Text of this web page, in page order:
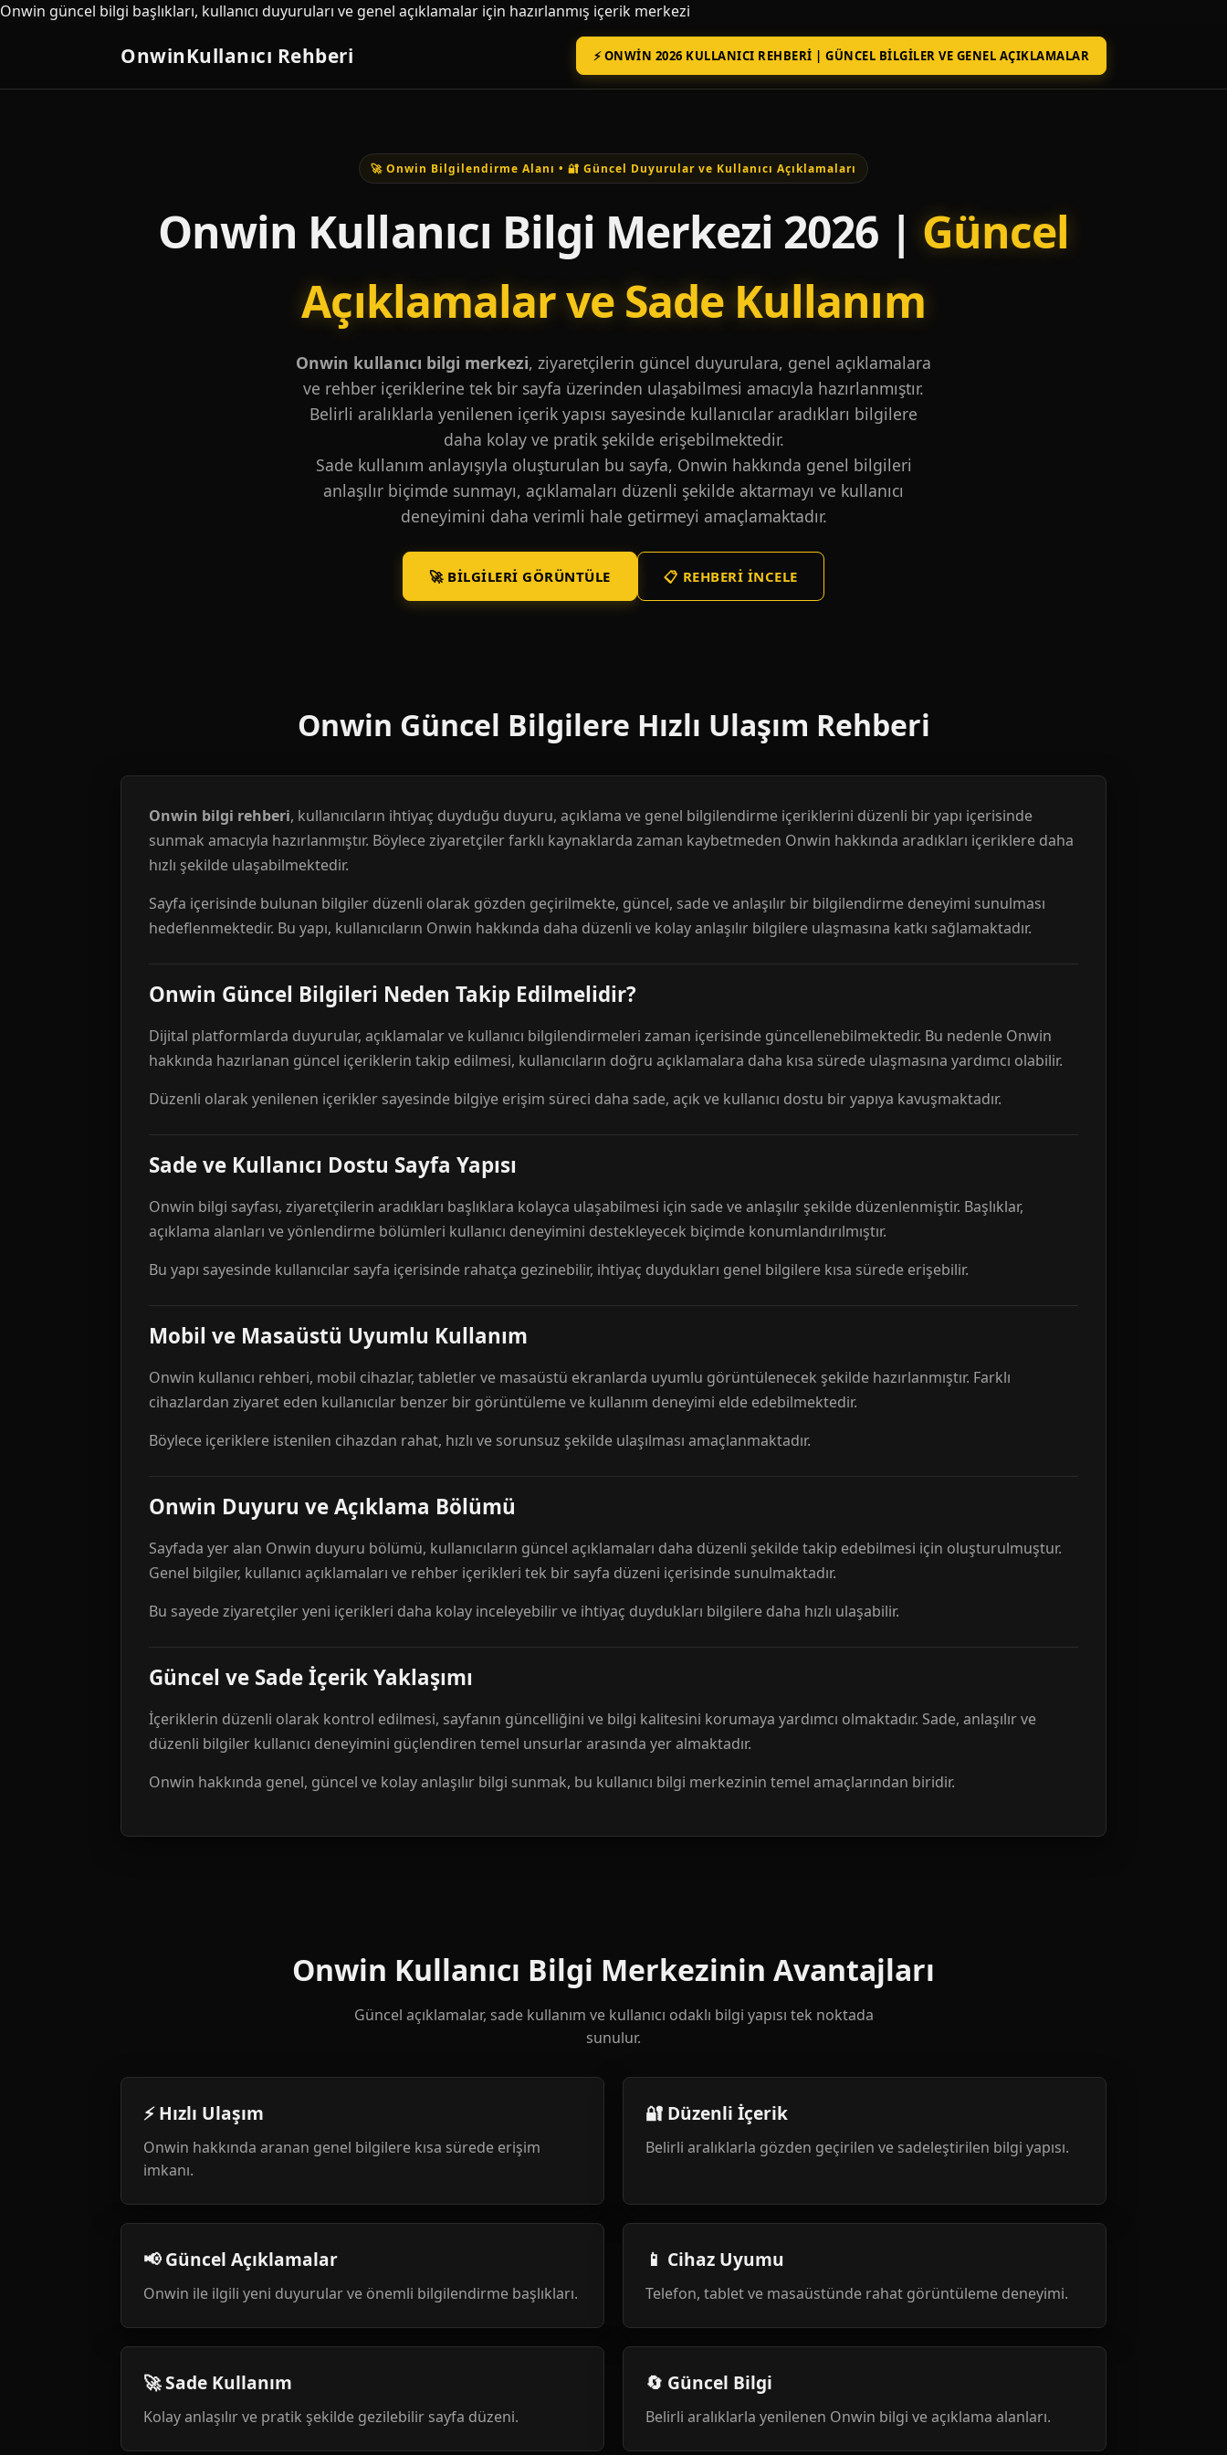
Onwin güncel bilgi başlıkları, kullanıcı duyuruları ve genel açıklamalar için hazırlanmış içerik merkezi
OnwinKullanıcı Rehberi ⚡ ONWIN 2026 KULLANICI REHBERI | GÜNCEL BILGILER VE GENEL AÇIKLAMALAR
🚀 Onwin Bilgilendirme Alanı • 🔐 Güncel Duyurular ve Kullanıcı Açıklamaları
Onwin Kullanıcı Bilgi Merkezi 2026 | Güncel
Açıklamalar ve Sade Kullanım
Onwin kullanıcı bilgi merkezi, ziyaretçilerin güncel duyurulara, genel açıklamalara
ve rehber içeriklerine tek bir sayfa üzerinden ulaşabilmesi amacıyla hazırlanmıştır.
Belirli aralıklarla yenilenen içerik yapısı sayesinde kullanıcılar aradıkları bilgilere
daha kolay ve pratik şekilde erişebilmektedir.
Sade kullanım anlayışıyla oluşturulan bu sayfa, Onwin hakkında genel bilgileri
anlaşılır biçimde sunmayı, açıklamaları düzenli şekilde aktarmayı ve kullanıcı
deneyimini daha verimli hale getirmeyi amaçlamaktadır.
🚀 BILGILERI GÖRÜNTÜLE 📋 REHBERI İNCELE
Onwin Güncel Bilgilere Hızlı Ulaşım Rehberi
Onwin bilgi rehberi, kullanıcıların ihtiyaç duyduğu duyuru, açıklama ve genel bilgilendirme içeriklerini düzenli bir yapı içerisinde
sunmak amacıyla hazırlanmıştır. Böylece ziyaretçiler farklı kaynaklarda zaman kaybetmeden Onwin hakkında aradıkları içeriklere daha
hızlı şekilde ulaşabilmektedir.
Sayfa içerisinde bulunan bilgiler düzenli olarak gözden geçirilmekte, güncel, sade ve anlaşılır bir bilgilendirme deneyimi sunulması
hedeflenmektedir. Bu yapı, kullanıcıların Onwin hakkında daha düzenli ve kolay anlaşılır bilgilere ulaşmasına katkı sağlamaktadır.
Onwin Güncel Bilgileri Neden Takip Edilmelidir?
Dijital platformlarda duyurular, açıklamalar ve kullanıcı bilgilendirmeleri zaman içerisinde güncellenebilmektedir. Bu nedenle Onwin
hakkında hazırlanan güncel içeriklerin takip edilmesi, kullanıcıların doğru açıklamalara daha kısa sürede ulaşmasına yardımcı olabilir.
Düzenli olarak yenilenen içerikler sayesinde bilgiye erişim süreci daha sade, açık ve kullanıcı dostu bir yapıya kavuşmaktadır.
Sade ve Kullanıcı Dostu Sayfa Yapısı
Onwin bilgi sayfası, ziyaretçilerin aradıkları başlıklara kolayca ulaşabilmesi için sade ve anlaşılır şekilde düzenlenmiştir. Başlıklar,
açıklama alanları ve yönlendirme bölümleri kullanıcı deneyimini destekleyecek biçimde konumlandırılmıştır.
Bu yapı sayesinde kullanıcılar sayfa içerisinde rahatça gezinebilir, ihtiyaç duydukları genel bilgilere kısa sürede erişebilir.
Mobil ve Masaüstü Uyumlu Kullanım
Onwin kullanıcı rehberi, mobil cihazlar, tabletler ve masaüstü ekranlarda uyumlu görüntülenecek şekilde hazırlanmıştır. Farklı
cihazlardan ziyaret eden kullanıcılar benzer bir görüntüleme ve kullanım deneyimi elde edebilmektedir.
Böylece içeriklere istenilen cihazdan rahat, hızlı ve sorunsuz şekilde ulaşılması amaçlanmaktadır.
Onwin Duyuru ve Açıklama Bölümü
Sayfada yer alan Onwin duyuru bölümü, kullanıcıların güncel açıklamaları daha düzenli şekilde takip edebilmesi için oluşturulmuştur.
Genel bilgiler, kullanıcı açıklamaları ve rehber içerikleri tek bir sayfa düzeni içerisinde sunulmaktadır.
Bu sayede ziyaretçiler yeni içerikleri daha kolay inceleyebilir ve ihtiyaç duydukları bilgilere daha hızlı ulaşabilir.
Güncel ve Sade İçerik Yaklaşımı
İçeriklerin düzenli olarak kontrol edilmesi, sayfanın güncelliğini ve bilgi kalitesini korumaya yardımcı olmaktadır. Sade, anlaşılır ve
düzenli bilgiler kullanıcı deneyimini güçlendiren temel unsurlar arasında yer almaktadır.
Onwin hakkında genel, güncel ve kolay anlaşılır bilgi sunmak, bu kullanıcı bilgi merkezinin temel amaçlarından biridir.
Onwin Kullanıcı Bilgi Merkezinin Avantajları
Güncel açıklamalar, sade kullanım ve kullanıcı odaklı bilgi yapısı tek noktada
sunulur.
⚡ Hızlı Ulaşım
Onwin hakkında aranan genel bilgilere kısa sürede erişim
imkanı.
🔐 Düzenli İçerik
Belirli aralıklarla gözden geçirilen ve sadeleştirilen bilgi yapısı.
📢 Güncel Açıklamalar
Onwin ile ilgili yeni duyurular ve önemli bilgilendirme başlıkları.
📱 Cihaz Uyumu
Telefon, tablet ve masaüstünde rahat görüntüleme deneyimi.
🚀 Sade Kullanım
Kolay anlaşılır ve pratik şekilde gezilebilir sayfa düzeni.
🔄 Güncel Bilgi
Belirli aralıklarla yenilenen Onwin bilgi ve açıklama alanları.